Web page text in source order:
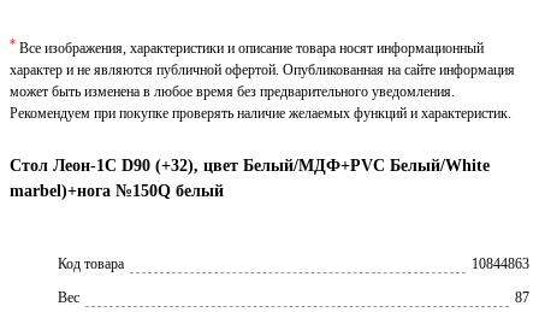
Стол Леон-1С D90 (+32), цвет Белый/МДФ+PVC Белый/White
marbel)+нога №150Q белый
Код товара
10844863
Вес
87
* Все изображения, характеристики и описание товара носят информационный
характер и не являются публичной офертой. Опубликованная на сайте информация
может быть изменена в любое время без предварительного уведомления.
Рекомендуем при покупке проверять наличие желаемых функций и характеристик.